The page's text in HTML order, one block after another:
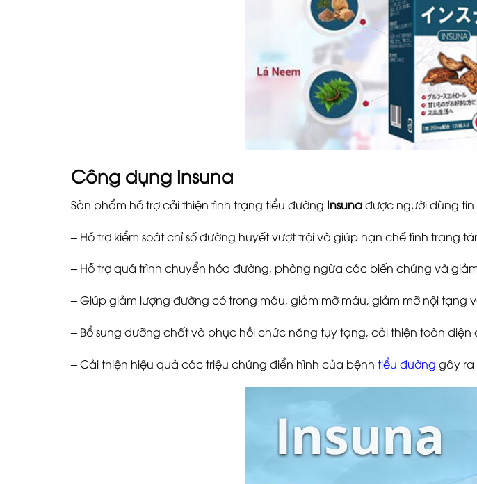
Công dụng Insuna
Sản phẩm hỗ trợ cải thiện tình trạng tiểu đường Insunađược người dùng
– Hỗ trợ kiểm soát chỉ số đường huyết vượt trội và giúp hạn chế tình trạng
– Hỗ trợ quá trình chuyển hóa đường, phòng ngừa các biến chứng và
– Giúp giảm lượng đường có trong máu, giảm mỡ máu, giảm mỡ nội tạng
– Bổ sung dưỡng chất và phục hồi chức năng tụy tạng, cải thiện toàn
– Cải thiện hiệu quả các triệu chứng điển hình của bệnh tiểu đường gây ra